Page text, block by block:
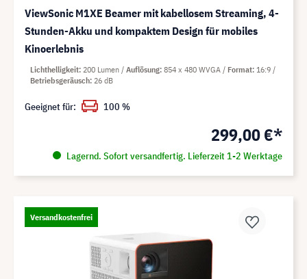
ViewSonic M1XE Beamer mit kabellosem Streaming, 4-
Stunden-Akku und kompaktem Design für mobiles
Kinoerlebnis
299,00 €*
Lagernd. Sofort versandfertig. Lieferzeit 1-2 Werktage
Lichthelligkeit 200 Lumen Auflösung 854 x 480 WVGA Format 16:9
Betriebsgeräusch 26 dB
Geeignet für: 100 %
Versandkostenfrei